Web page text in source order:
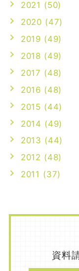
2021 (50)
2020 (47)
2019 (49)
2018 (49)
2017 (48)
2016 (48)
2015 (44)
2014 (49)
2013 (44)
2012 (48)
2011 (37)
資料